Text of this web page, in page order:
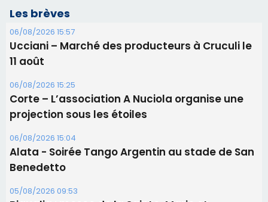
Les brèves
06/08/2026 15:57
Ucciani – Marché des producteurs à Cruculi le
11 août
06/08/2026 15:25